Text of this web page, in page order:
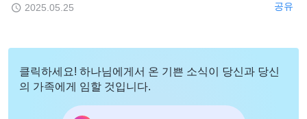
2025.05.25 공유
클릭하세요! 하나님에게서 온 기쁜 소식이 당신과 당신
의 가족에게 임할 것입니다.